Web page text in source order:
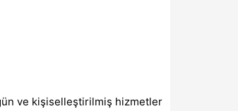
ve kişiselleştirilmiş hizmetler